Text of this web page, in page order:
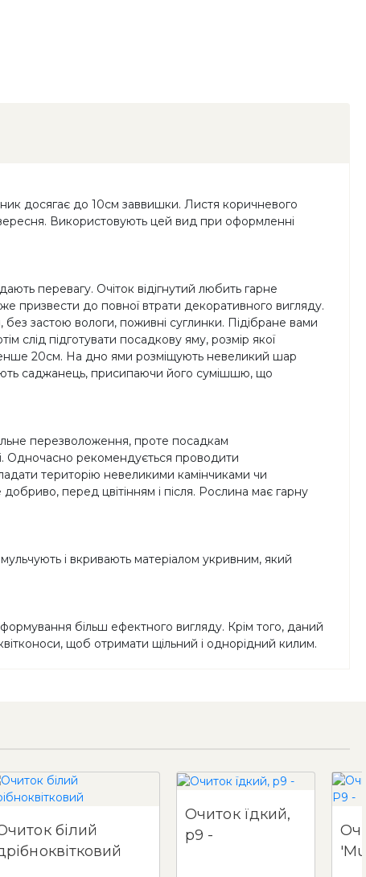
досягає до 10см заввишки. Листя коричневого
Використовують цей вид при оформленні
перевагу. Очіток відігнутий любить гарне
призвести до повної втрати декоративного вигляду.
застою вологи, поживні суглинки. Підібране вами
слід підготувати посадкову яму, розмір якої
20см. На дно ями розміщують невеликий шар
саджанець, присипаючи його сумішшю, що
перезволоження, проте посадкам
Одночасно рекомендується проводити
територію невеликими камінчиками чи
перед цвітінням і після. Рослина має гарну
і вкривають матеріалом укривним, який
більш ефектного вигляду. Крім того, даний
щоб отримати щільний і однорідний килим.
білий
Очиток їдкий,
p9 -